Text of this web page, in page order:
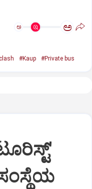
ಅ ಅ
#Kaup #Private bus